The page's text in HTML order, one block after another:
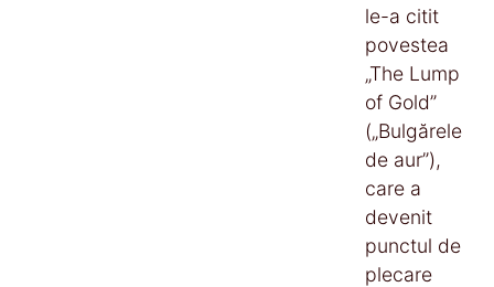
le-a citit
povestea
„The Lump
of Gold”
(„Bulgărele
de aur”),
care a
devenit
punctul de
plecare